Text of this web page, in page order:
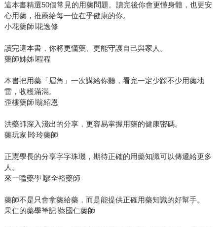
這本書精選50個常見的用藥問題。讀完後你會更懂身體，也更安
心用藥，推薦給每一位在乎健康的你。
小花藥師∣花逸修
讀完這本書，你將更懂藥、更能守護自己與家人。
藥師姊姊∣程程
本書把用藥「眉角」一次講給你聽，看完一定少踩不少用藥地
雷，收穫滿滿。
歪樓藥師∣翁紹恩
洪藥師深入淺出的分享，更容易掌握用藥的健康密碼。
藥玩家∣玲玲藥師
正憲學長的分享字字珠璣，期待正確的用藥知識可以傳遞給更多
人。
來一嗑藥學∣廖全裕藥師
藥師不是只會拿藥給藥，而是能提供正確用藥知識的好幫手。
果仁的藥學筆記∣蔡國仁藥師